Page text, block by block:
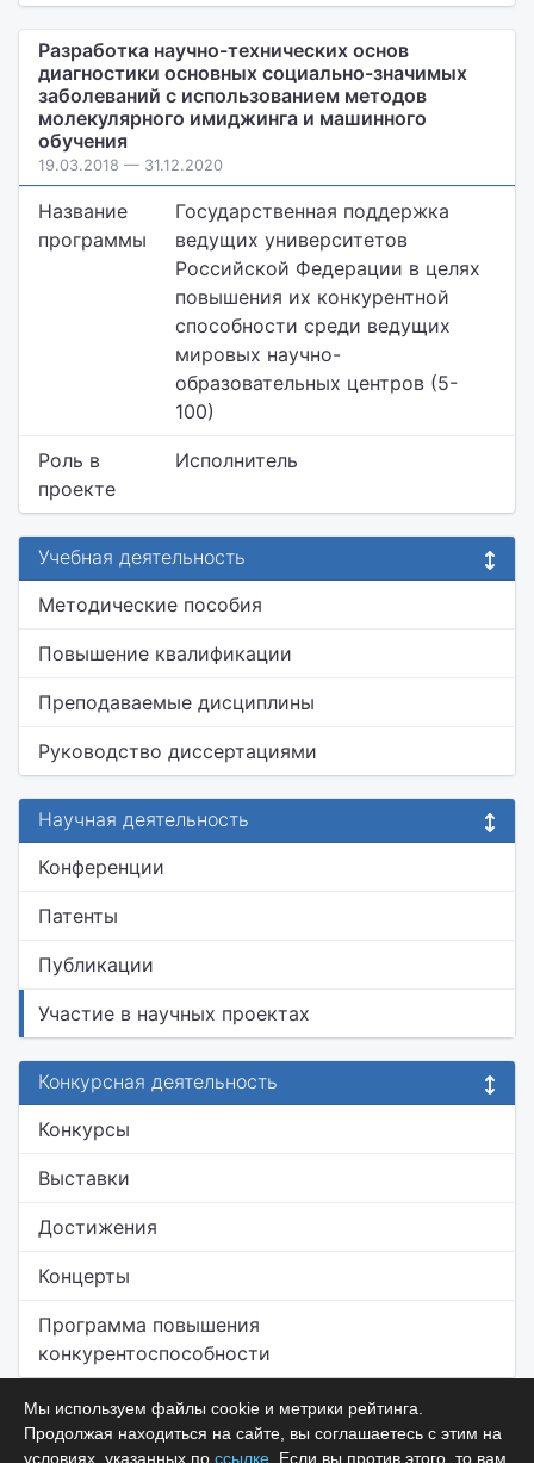
Разработка научно-технических основ
диагностики основных социально-значимых
заболеваний с использованием методов
молекулярного имиджинга и машинного
обучения
19.03.2018 — 31.12.2020
Название
программы
Государственная поддержка
ведущих университетов
Российской Федерации в целях
повышения их конкурентной
способности среди ведущих
мировых научно-
образовательных центров (5-
100)
Роль в
проекте
Исполнитель
Учебная деятельность
Методические пособия
Повышение квалификации
Преподаваемые дисциплины
Руководство диссертациями
Научная деятельность
Конференции
Патенты
Публикации
Участие в научных проектах
Конкурсная деятельность
Конкурсы
Выставки
Достижения
Концерты
Программа повышения
конкурентоспособности
Мы используем файлы cookie и метрики рейтинга.
Продолжая находиться на сайте, вы соглашаетесь с этим на
условиях, указанных по ссылке . Если вы против этого, то вам